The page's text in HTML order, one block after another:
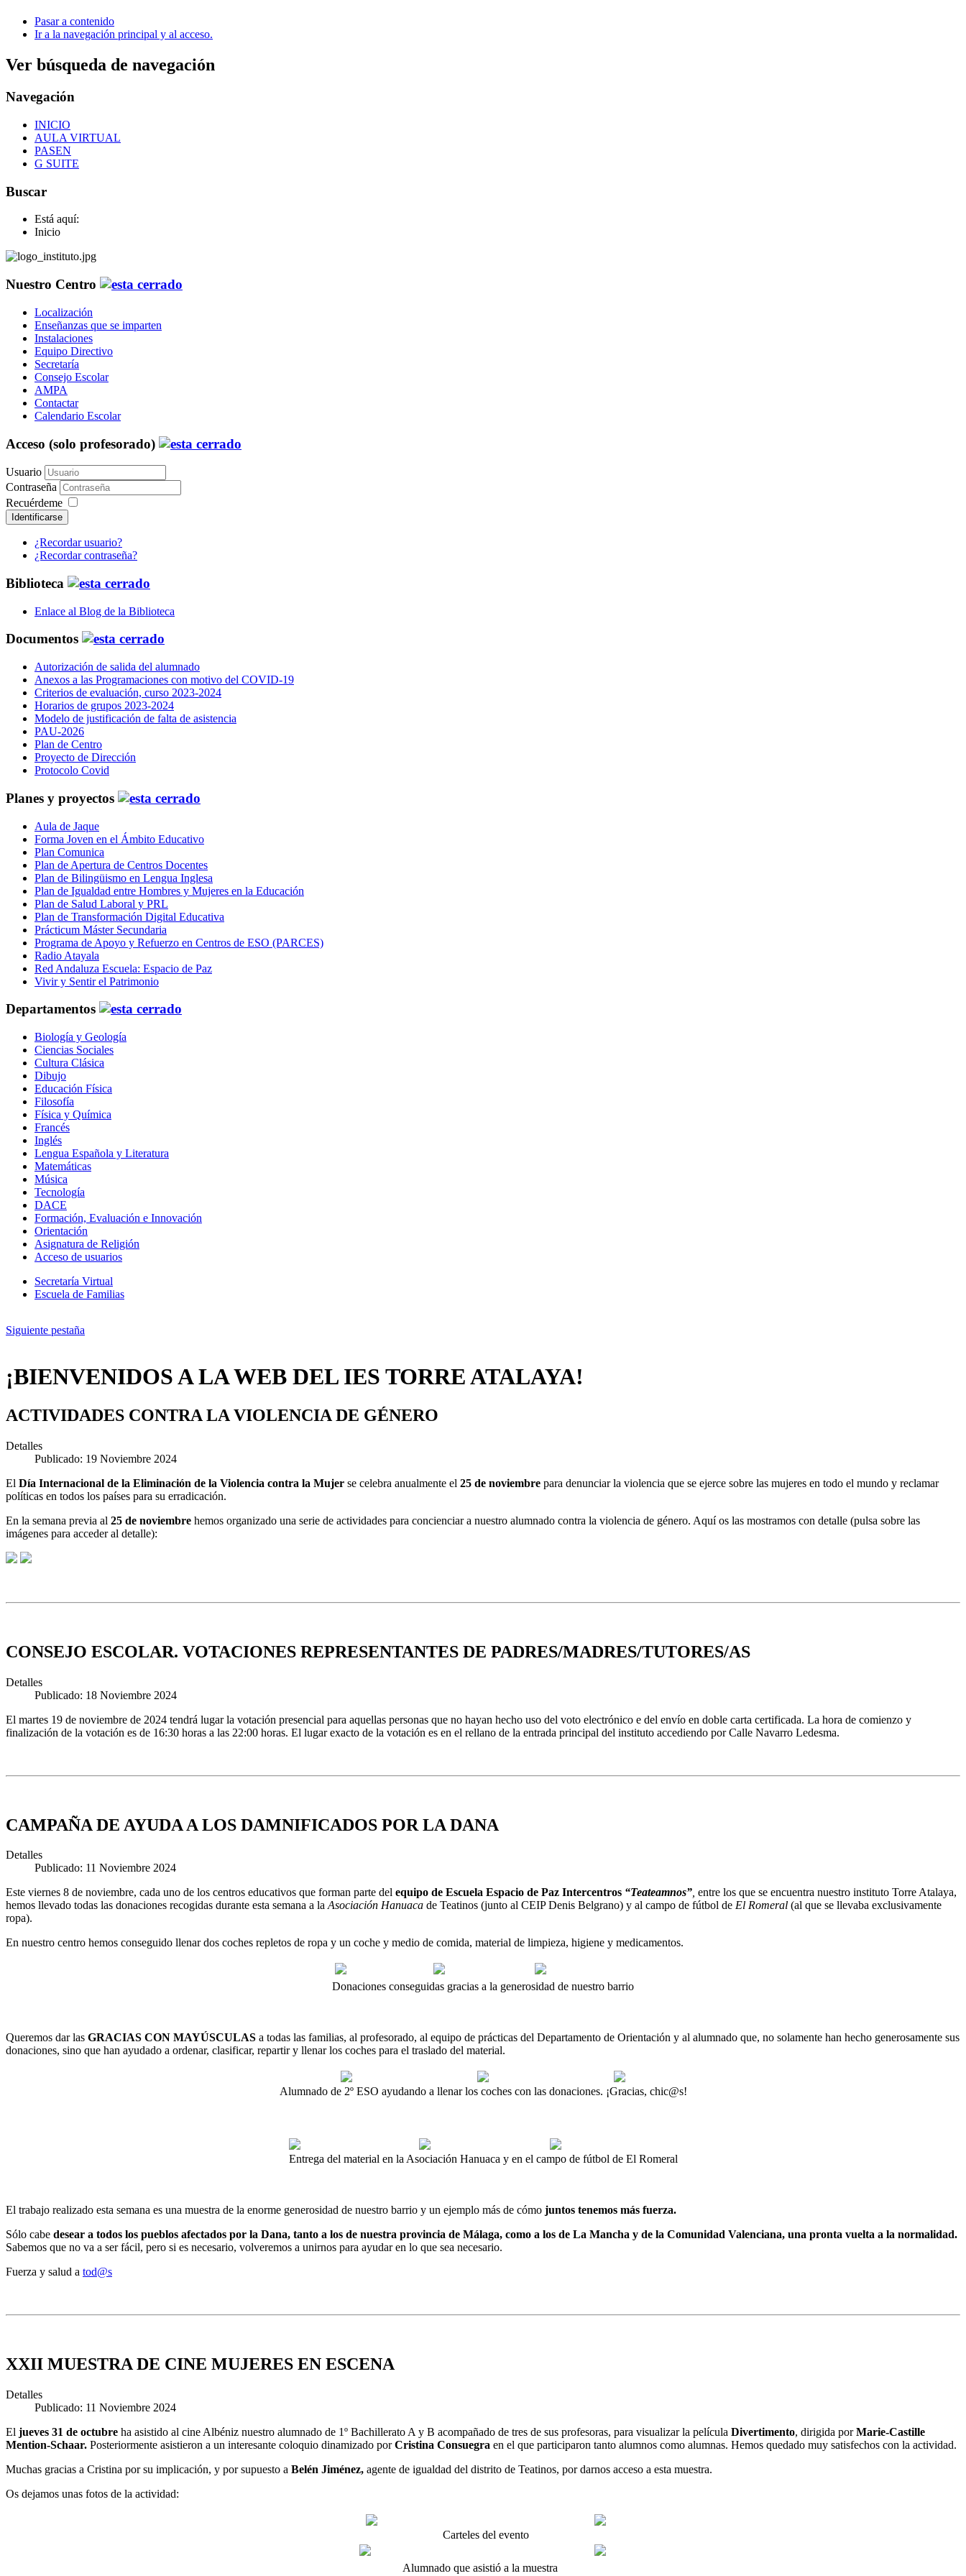
Pasar a contenido
Ir a la navegación principal y al acceso.
Ver búsqueda de navegación
Navegación
INICIO
AULA VIRTUAL
PASEN
G SUITE
Buscar
Está aquí:
Inicio
Nuestro Centro
Localización
Enseñanzas que se imparten
Instalaciones
Equipo Directivo
Secretaría
Consejo Escolar
AMPA
Contactar
Calendario Escolar
Acceso (solo profesorado)
Usuario
Contraseña
Recuérdeme
Identificarse
¿Recordar usuario?
¿Recordar contraseña?
Biblioteca
Enlace al Blog de la Biblioteca
Documentos
Autorización de salida del alumnado
Anexos a las Programaciones con motivo del COVID-19
Criterios de evaluación, curso 2023-2024
Horarios de grupos 2023-2024
Modelo de justificación de falta de asistencia
PAU-2026
Plan de Centro
Proyecto de Dirección
Protocolo Covid
Planes y proyectos
Aula de Jaque
Forma Joven en el Ámbito Educativo
Plan Comunica
Plan de Apertura de Centros Docentes
Plan de Bilingüismo en Lengua Inglesa
Plan de Igualdad entre Hombres y Mujeres en la Educación
Plan de Salud Laboral y PRL
Plan de Transformación Digital Educativa
Prácticum Máster Secundaria
Programa de Apoyo y Refuerzo en Centros de ESO (PARCES)
Radio Atayala
Red Andaluza Escuela: Espacio de Paz
Vivir y Sentir el Patrimonio
Departamentos
Biología y Geología
Ciencias Sociales
Cultura Clásica
Dibujo
Educación Física
Filosofía
Física y Química
Francés
Inglés
Lengua Española y Literatura
Matemáticas
Música
Tecnología
DACE
Formación, Evaluación e Innovación
Orientación
Asignatura de Religión
Acceso de usuarios
Secretaría Virtual
Escuela de Familias
Siguiente pestaña
¡BIENVENIDOS A LA WEB DEL IES TORRE ATALAYA!
ACTIVIDADES CONTRA LA VIOLENCIA DE GÉNERO
Detalles
Publicado: 19 Noviembre 2024
El Día Internacional de la Eliminación de la Violencia contra la Mujer se celebra anualmente el 25 de noviembre para denunciar la violencia que se ejerce sobre las mujeres en todo el mundo y reclamar
políticas en todos los países para su erradicación.
En la semana previa al 25 de noviembre hemos organizado una serie de actividades para concienciar a nuestro alumnado contra la violencia de género. Aquí os las mostramos con detalle (pulsa sobre las
imágenes para acceder al detalle):
CONSEJO ESCOLAR. VOTACIONES REPRESENTANTES DE PADRES/MADRES/TUTORES/AS
Detalles
Publicado: 18 Noviembre 2024
El martes 19 de noviembre de 2024 tendrá lugar la votación presencial para aquellas personas que no hayan hecho uso del voto electrónico e del envío en doble carta certificada. La hora de comienzo y
finalización de la votación es de 16:30 horas a las 22:00 horas. El lugar exacto de la votación es en el rellano de la entrada principal del instituto accediendo por Calle Navarro Ledesma.
CAMPAÑA DE AYUDA A LOS DAMNIFICADOS POR LA DANA
Detalles
Publicado: 11 Noviembre 2024
Este viernes 8 de noviembre, cada uno de los centros educativos que forman parte del equipo de Escuela Espacio de Paz Intercentros “Teateamnos”, entre los que se encuentra nuestro instituto Torre Atalaya,
hemos llevado todas las donaciones recogidas durante esta semana a laAsociación Hanuaca de Teatinos (junto al CEIP Denis Belgrano) y al campo de fútbol de El Romeral (al que se llevaba exclusivamente
ropa).
En nuestro centro hemos conseguido llenar dos coches repletos de ropa y un coche y medio de comida, material de limpieza, higiene y medicamentos.
Donaciones conseguidas gracias a la generosidad de nuestro barrio
Queremos dar las GRACIAS CON MAYÚSCULAS a todas las familias, al profesorado, al equipo de prácticas del Departamento de Orientación y al alumnado que, no solamente han hecho generosamente sus
donaciones, sino que han ayudado a ordenar, clasificar, repartir y llenar los coches para el traslado del material.
Alumnado de 2º ESO ayudando a llenar los coches con las donaciones. ¡Gracias, chic@s!
Entrega del material en la Asociación Hanuaca y en el campo de fútbol de El Romeral
El trabajo realizado esta semana es una muestra de la enorme generosidad de nuestro barrio y un ejemplo más de cómo juntos tenemos más fuerza.
Sólo cabe desear a todos los pueblos afectados por la Dana, tanto a los de nuestra provincia de Málaga, como a los de La Mancha y de la Comunidad Valenciana, una pronta vuelta a la normalidad.
Sabemos que no va a ser fácil, pero si es necesario, volveremos a unirnos para ayudar en lo que sea necesario.
Fuerza y salud a tod@s
XXII MUESTRA DE CINE MUJERES EN ESCENA
Detalles
Publicado: 11 Noviembre 2024
El jueves 31 de octubre ha asistido al cine Albéniz nuestro alumnado de 1º Bachillerato A y B acompañado de tres de sus profesoras, para visualizar la película Divertimento, dirigida porMarie-Castille
Mention-Schaar. Posteriormente asistieron a un interesante coloquio dinamizado porCristina Consuegra en el que participaron tanto alumnos como alumnas. Hemos quedado muy satisfechos con la actividad.
Muchas gracias a Cristina por su implicación, y por supuesto a Belén Jiménez, agente de igualdad del distrito de Teatinos, por darnos acceso a esta muestra.
Os dejamos unas fotos de la actividad:
Carteles del evento
Alumnado que asistió a la muestra